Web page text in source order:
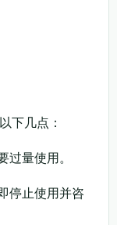
下几点：
量使用。
停止使用并咨